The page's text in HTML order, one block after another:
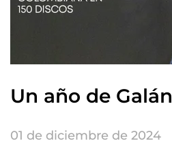
Un año de Galán
01 de diciembre de 2024